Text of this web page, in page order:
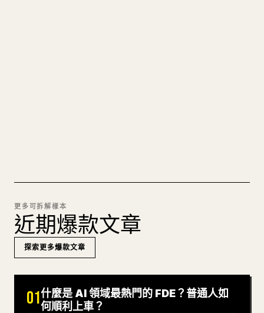
更多可拆解樣本
近期爆款文章
探索更多爆款文章
01什麼是 AI 領域最熱門的 FDE？普通人如
何順利上車？